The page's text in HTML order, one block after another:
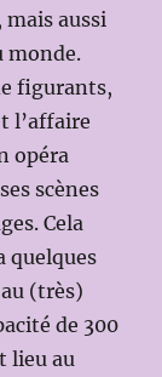
mais aussi
monde.
figurants,
l’affaire
opéra
scènes
Cela
quelques
(très)
de 300
lieu au